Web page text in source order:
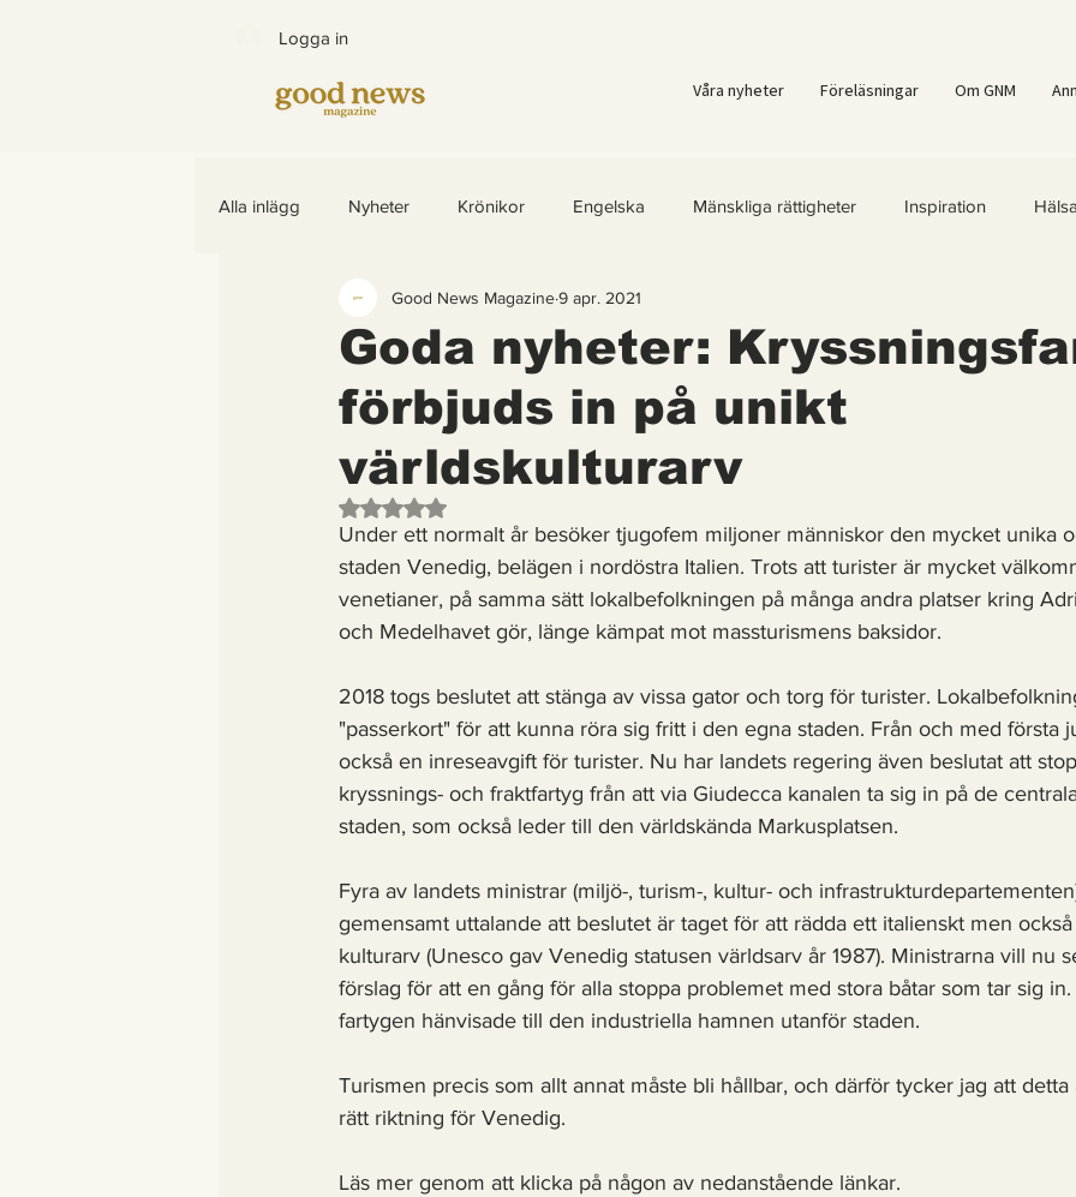
Logga in
Våra nyheter Föreläsningar Om GNM
Alla inlägg Nyheter Krönikor Engelska Mänskliga rättigheter Inspiration Hälsa
Bättre värld Djurens rättigheter Kvinnors rättigheter
Barns rättigheter fredligare värld Kände du till.... Erbjudanden
Arter som återhämtar sig
Goda nyheter:
förbjuds in på unikt
världskulturarv
Good News Magazine9 apr. 2021
Betygsatt till NaN av 5 stjärnor.
Under ett normalt år besöker tjugofem miljoner människor den mycket unika
staden Venedig, belägen i nordöstra Italien. Trots att turister är mycket
venetianer, på samma sätt lokalbefolkningen på många andra platser kring
och Medelhavet gör, länge kämpat mot massturismens baksidor.
2018 togs beslutet att stänga av vissa gator och torg för turister.
"passerkort" för att kunna röra sig fritt i den egna staden. Från och med första
också en inreseavgift för turister. Nu har landets regering även beslutat att
kryssnings- och fraktfartyg från att via Giudecca kanalen ta sig in på de
staden, som också leder till den världskända Markusplatsen.
Fyra av landets ministrar (miljö-, turism-, kultur- och
gemensamt uttalande att beslutet är taget för att rädda ett italienskt men
kulturarv (Unesco gav Venedig statusen världsarv år 1987). Ministrarna vill nu
förslag för att en gång för alla stoppa problemet med stora båtar som tar sig
fartygen hänvisade till den industriella hamnen utanför staden.
Turismen precis som allt annat måste bli hållbar, och därför tycker jag att detta
rätt riktning för Venedig.
Läs mer genom att klicka på någon av nedanstående länkar.